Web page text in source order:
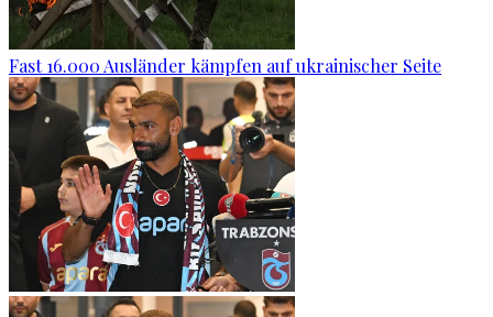
Fast 16.000 Ausländer kämpfen auf ukrainischer Seite